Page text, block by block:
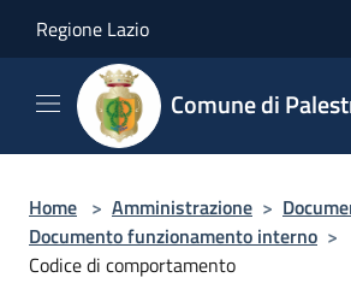
Regione Lazio
Comune di
Home > Amministrazione >
Documento funzionamento interno >
Codice di comportamento